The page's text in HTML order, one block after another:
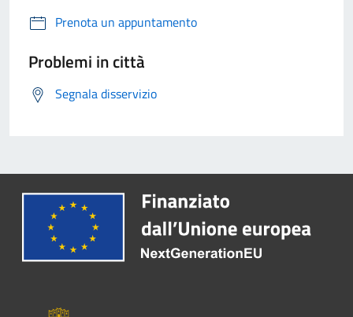
Prenota un appuntamento
Problemi in città
Segnala disservizio